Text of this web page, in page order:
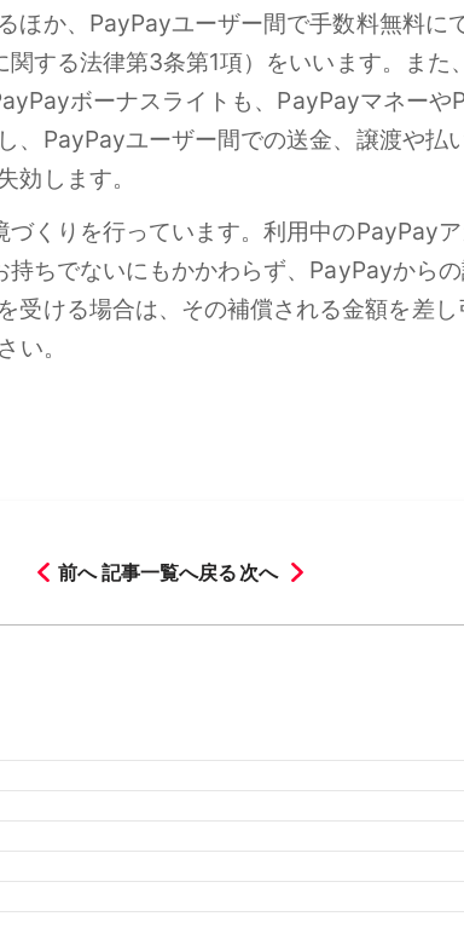
ほか、PayPayユーザー間で手数料無料に
する法律第3条第1項）をいいます。ま
ボーナスライトも、PayPayマネー
、PayPayユーザー間での送金、譲渡や払
効します。
くりを行っています。利用中のPayPay
ちでないにもかかわらず、PayPayから
ける場合は、その補償される金額を差
い。
前へ 記事一覧へ戻る 次へ
3月 2026年2月
8月 2025年7月 2025年6月 2025年5月 2025年
8月 2024年7月 2024年6月 2024年5月 2024年
8月 2023年7月 2023年6月 2023年5月 2023年
8月 2022年7月 2022年6月 2022年5月 2022年